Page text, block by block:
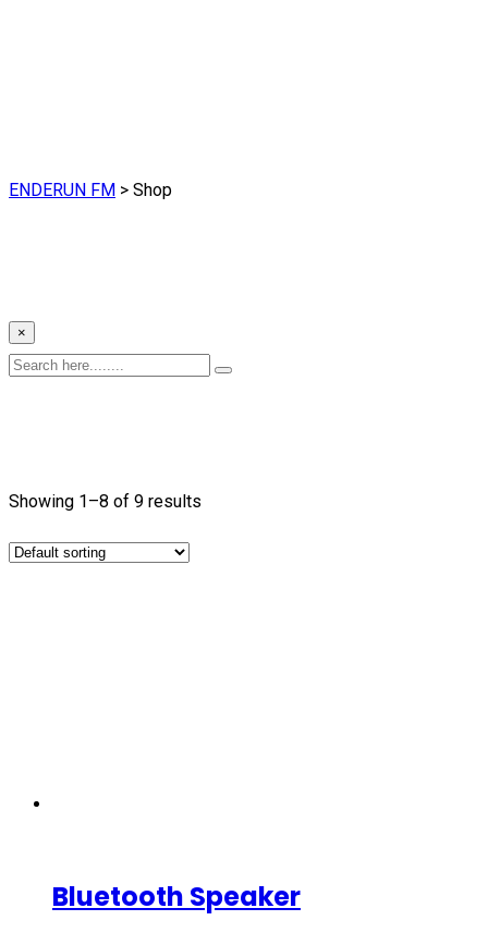
ENDERUN FM > Shop
×
Showing 1–8 of 9 results
Bluetooth Speaker